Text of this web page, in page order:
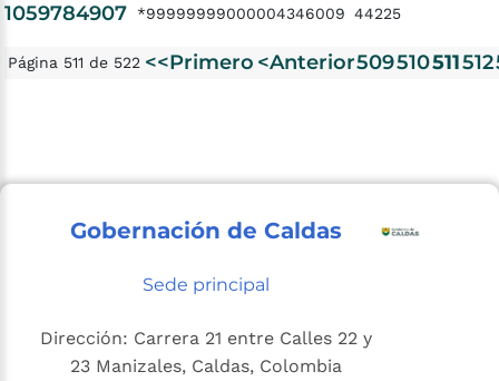
1059784907 *99999999000004346009 44225
Página 511 de 522 <<Primero <Anterior509510511512
Gobernación de Caldas
Sede principal
Dirección: Carrera 21 entre Calles 22 y
23 Manizales, Caldas, Colombia